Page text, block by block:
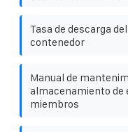
Tasa de descarga
contenedor
Manual de
almacenamiento de
miembros